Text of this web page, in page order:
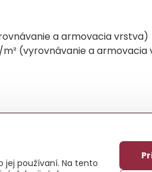
a armovacia vrstva)
(vyrovnávanie a armovacia
jej používaní. Na tento